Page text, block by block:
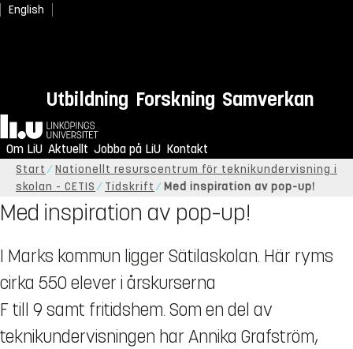
English
Utbildning Forskning Samverkan
Hem
Om LiU Aktuellt Jobba på LiU Kontakt
Start
Nationellt resurscentrum för teknikundervisning i
skolan - CETIS
Tidskrift Med inspiration av pop-up!
Med inspiration av pop–up!
I Marks kommun ligger Sätilaskolan. Här ryms
cirka 550 elever i årskurserna
F till 9 samt fritidshem. Som en del av
teknikundervisningen har Annika Grafström,